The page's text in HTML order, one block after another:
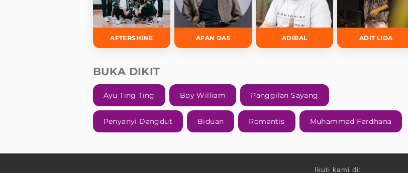
AFTERSHINE AFAN DA5 ADIBAL ADIT LIDA
BUKA DIKIT
Ayu Ting Ting Boy William Panggilan Sayang
Penyanyi Dangdut Biduan Romantis Muhammad Fardhana
Ikuti kami di: